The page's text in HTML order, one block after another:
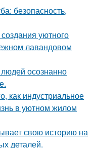
безопасность,
уютного
лавандовом
осознанно
как индустриальное
в уютном жилом
свою историю на
деталей.